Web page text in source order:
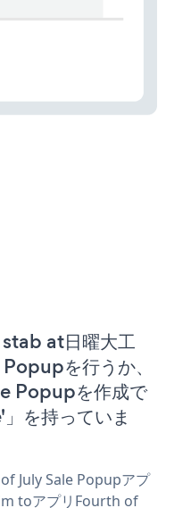
at日曜大工
を行うか、
Popupを作成で
を持っていま
July Sale Popupアプ
toアプリFourth of